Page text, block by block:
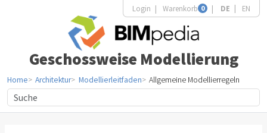
Login Warenkorb 0 DE EN
Geschossweise Modellierung
Home Architektur Modellierleitfaden Allgemeine Modellierregeln